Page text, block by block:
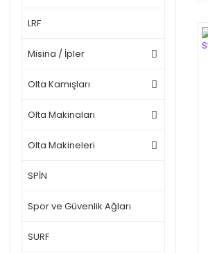
LRF
Misina / İpler
Olta Kamışları
Olta Makinaları
Olta Makineleri
SPİN
Spor ve Güvenlik Ağları
SURF